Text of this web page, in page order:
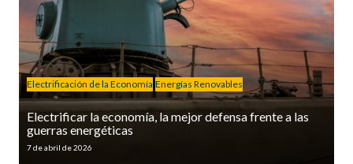
Electrificación de la Economía Energías Renovables
Electrificar la economía, la mejor defensa frente a las
guerras energéticas
7 de abril de 2026